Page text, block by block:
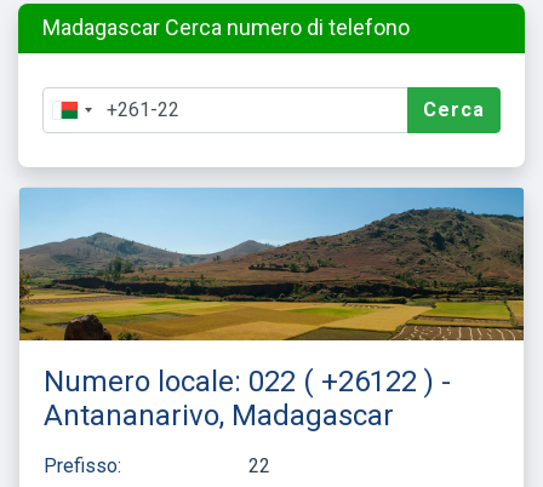
Madagascar Cerca numero di telefono
Cerca
Numero locale: 022 ( +26122 ) -
Antananarivo, Madagascar
Prefisso:
22